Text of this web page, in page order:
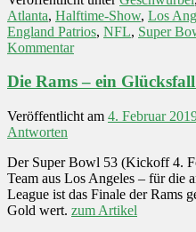
Atlanta, Halftime-Show, Los
England Patrios, NFL, Super
Kommentar
Die Rams – ein
Veröffentlicht am 4. Februar
Antworten
Der Super Bowl 53 (Kickoff 4.
Team aus Los Angeles – für die
League ist das Finale der Rams
Gold wert. zum Artikel